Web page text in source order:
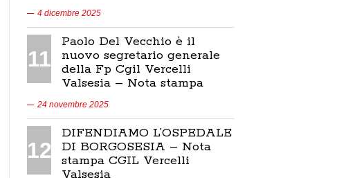
4 dicembre 2025
11
Paolo Del Vecchio è il
nuovo segretario generale
della Fp Cgil Vercelli
Valsesia – Nota stampa
24 novembre 2025
12
DIFENDIAMO L’OSPEDALE
DI BORGOSESIA – Nota
stampa CGIL Vercelli
Valsesia